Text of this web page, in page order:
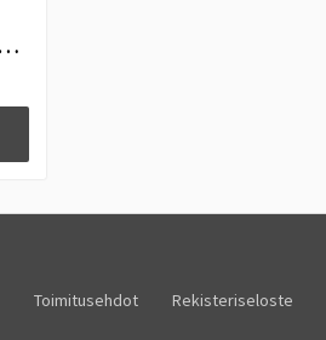
Toimitusehdot
Rekisteriseloste